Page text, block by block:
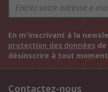
En m'inscrivant à la
protection des données
désinscrire à tout
Contactez-nous